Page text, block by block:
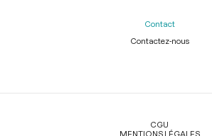
Contact
Contactez-nous
Légal
CGU
MENTIONS LÉGALES